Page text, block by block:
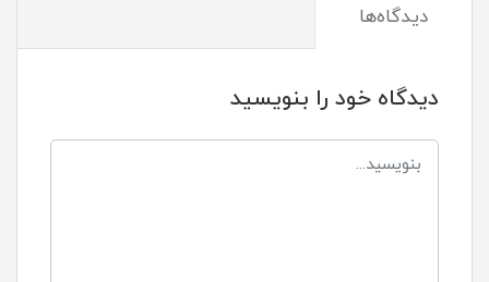
دیدگاه‌ها
دیدگاه خود را بنویسید